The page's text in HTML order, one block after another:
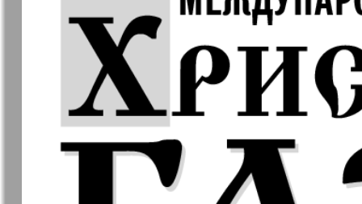
7
14
❬ Апельсин
Баден-
МК-Германия
планета мнений
МК-
Новые Земляки nord.Aktuell